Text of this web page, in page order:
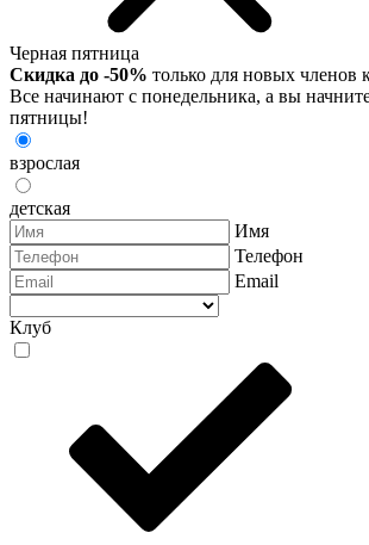
Черная пятница
Скидка до -50% только для новых членов
Все начинают с понедельника, а вы
пятницы!
взрослая
детская
Имя
Телефон
Email
Клуб